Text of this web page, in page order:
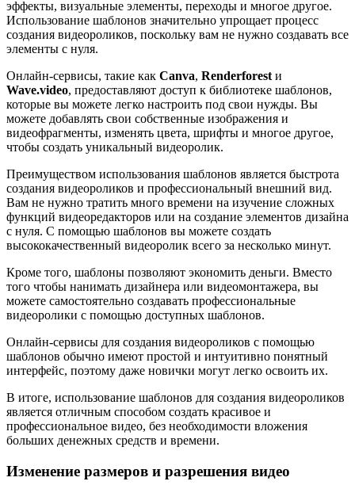
эффекты, визуальные элементы, переходы и многое другое.
Использование шаблонов значительно упрощает процесс
создания видеороликов, поскольку вам не нужно создавать все
элементы с нуля.
Онлайн-сервисы, такие как Canva, Renderforest и
Wave.video, предоставляют доступ к библиотеке шаблонов,
которые вы можете легко настроить под свои нужды. Вы
можете добавлять свои собственные изображения и
видеофрагменты, изменять цвета, шрифты и многое другое,
чтобы создать уникальный видеоролик.
Преимуществом использования шаблонов является быстрота
создания видеороликов и профессиональный внешний вид.
Вам не нужно тратить много времени на изучение сложных
функций видеоредакторов или на создание элементов дизайна
с нуля. С помощью шаблонов вы можете создать
высококачественный видеоролик всего за несколько минут.
Кроме того, шаблоны позволяют экономить деньги. Вместо
того чтобы нанимать дизайнера или видеомонтажера, вы
можете самостоятельно создавать профессиональные
видеоролики с помощью доступных шаблонов.
Онлайн-сервисы для создания видеороликов с помощью
шаблонов обычно имеют простой и интуитивно понятный
интерфейс, поэтому даже новички могут легко освоить их.
В итоге, использование шаблонов для создания видеороликов
является отличным способом создать красивое и
профессиональное видео, без необходимости вложения
больших денежных средств и времени.
Изменение размеров и разрешения видео